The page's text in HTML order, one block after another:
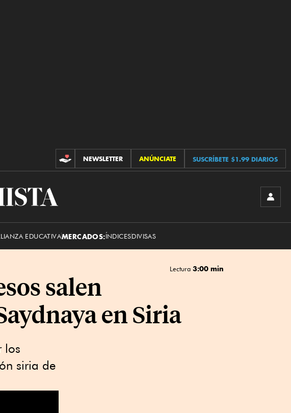
CONTRIBUCIONES
NEWSLETTER ANÚNCIATE SUSCRÍBETE $1.99 DIARIOS
EDUCATIVAMERCADOS:ÍNDICESDIVISAS
Lectura 3:00 min
salen
en Siria
los
siria de